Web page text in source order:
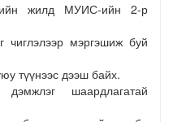
жилд МУИС-ийн 2-р
чиглэлээр мэргэшиж буй
түүнээс дээш байх.
шаардлагатай